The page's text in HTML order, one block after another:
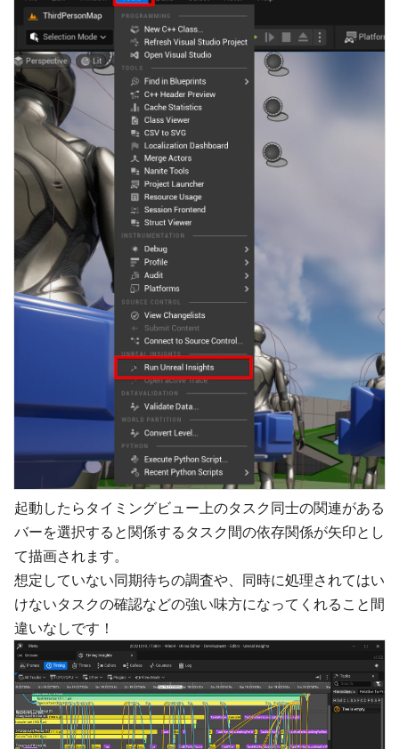
起動したらタイミングビュー上のタスク同士の関連がある
バーを選択すると関係するタスク間の依存関係が矢印とし
て描画されます。
想定していない同期待ちの調査や、同時に処理されてはい
けないタスクの確認などの強い味方になってくれること間
違いなしです！